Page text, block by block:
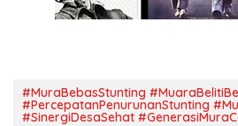
#MuraBebasStunting
#PercepatanPenurunanStunting
#SinergiDesaSehat